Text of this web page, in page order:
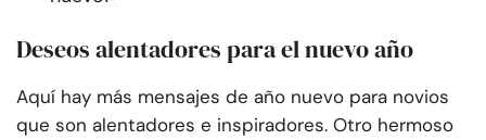
Deseos alentadores para el nuevo año
Aquí hay más mensajes de año nuevo para novios
que son alentadores e inspiradores. Otro hermoso